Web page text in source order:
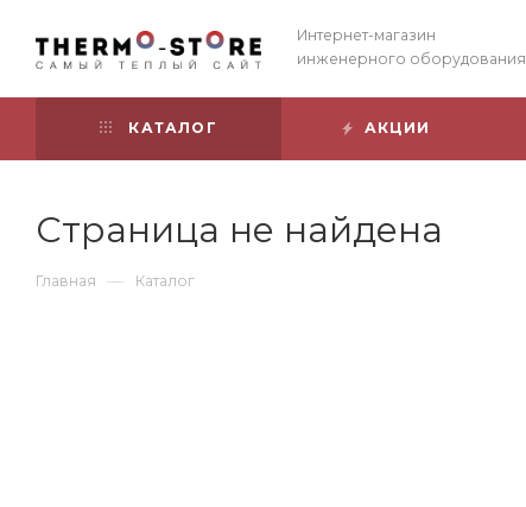
Интернет-магазин
инженерного оборудования
КАТАЛОГ АКЦИИ
Страница не найдена
Главная — Каталог